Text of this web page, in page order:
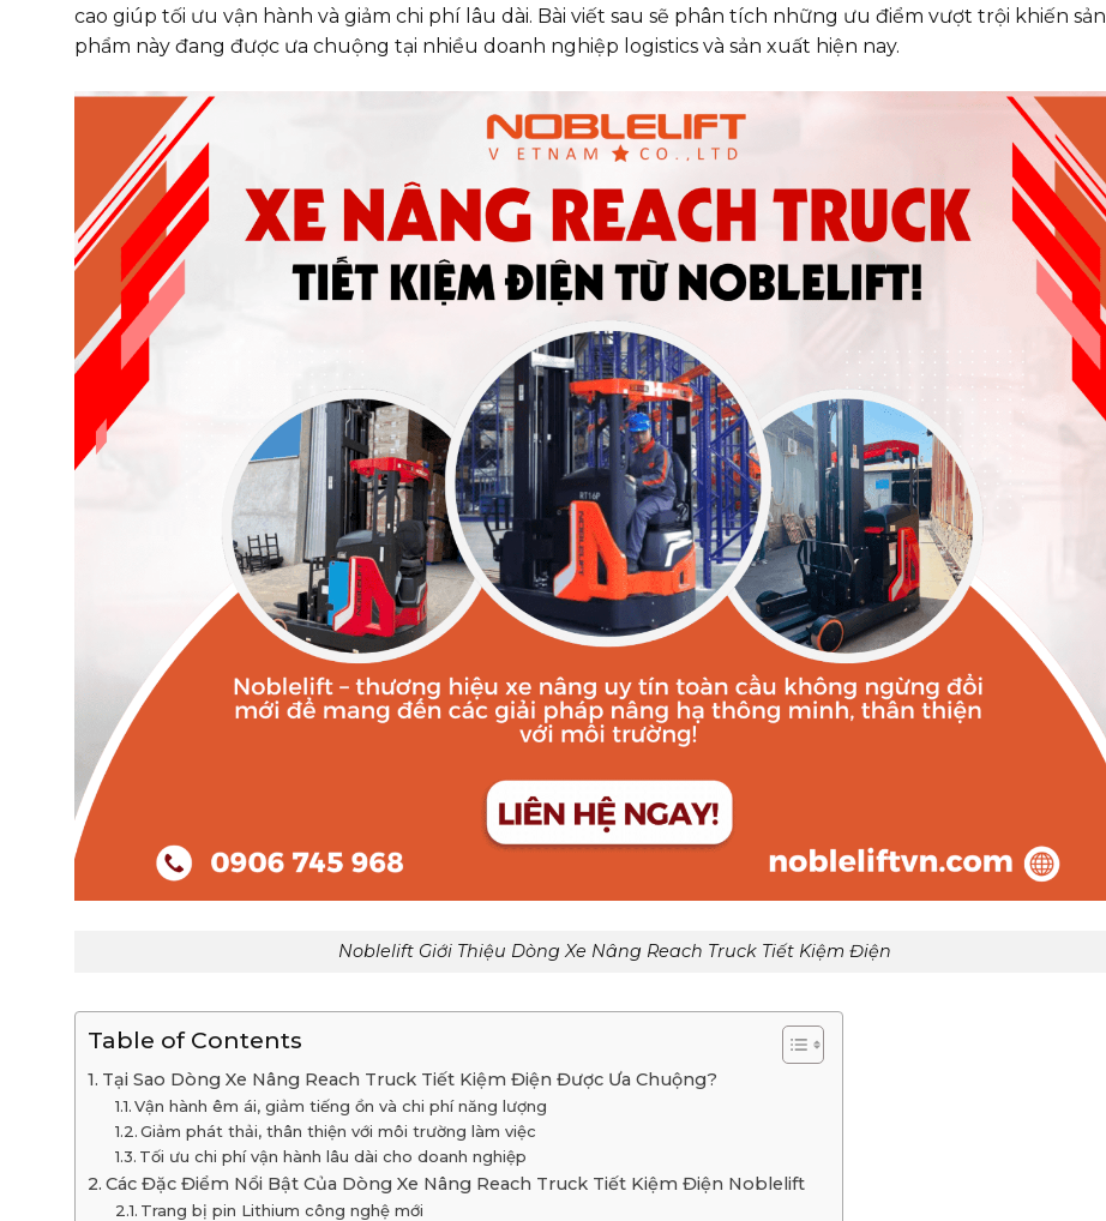
cao giúp tối ưu vận hành và giảm chi phí lâu dài. Bài viết sau sẽ phân tích những ưu điểm vượt trội khiến sản
phẩm này đang được ưa chuộng tại nhiều doanh nghiệp logistics và sản xuất hiện nay.
Noblelift Giới Thiệu Dòng Xe Nâng Reach Truck Tiết Kiệm Điện
Table of Contents
Tại Sao Dòng Xe Nâng Reach Truck Tiết Kiệm Điện Được Ưa Chuộng?
Vận hành êm ái, giảm tiếng ồn và chi phí năng lượng
Giảm phát thải, thân thiện với môi trường làm việc
Tối ưu chi phí vận hành lâu dài cho doanh nghiệp
Các Đặc Điểm Nổi Bật Của Dòng Xe Nâng Reach Truck Tiết Kiệm Điện Noblelift
Trang bị pin Lithium công nghệ mới